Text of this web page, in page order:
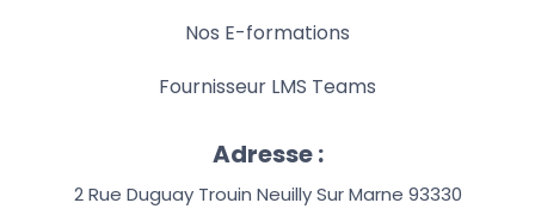
Nos E-formations
Fournisseur LMS Teams
Adresse :
2 Rue Duguay Trouin Neuilly Sur Marne 93330